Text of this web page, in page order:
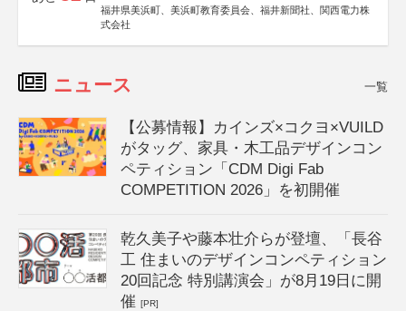
福井県美浜町、美浜町教育委員会、福井新聞社、関西電力株
式会社
ニュース 一覧
【公募情報】カインズ×コクヨ×VUILD
がタッグ、家具・木工品デザインコン
ペティション「CDM Digi Fab
COMPETITION 2026」を初開催
乾久美子や藤本壮介らが登壇、「長谷
工 住まいのデザインコンペティション
20回記念 特別講演会」が8月19日に開
催[PR]